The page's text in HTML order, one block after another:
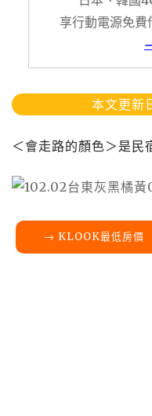
享行動電源免費
本文更新
＜會走路的顏色＞是民
→ KLOOK最低房價